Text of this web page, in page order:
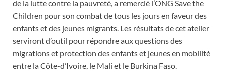
de la lutte contre la pauvreté, a remercié l’ONG Save the
Children pour son combat de tous les jours en faveur des
enfants et des jeunes migrants. Les résultats de cet atelier
serviront d’outil pour répondre aux questions des
migrations et protection des enfants et jeunes en mobilité
entre la Côte-d’Ivoire, le Mali et le Burkina Faso.